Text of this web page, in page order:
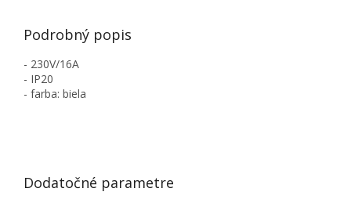
Podrobný popis
- 230V/16A
- IP20
- farba: biela
Dodatočné parametre